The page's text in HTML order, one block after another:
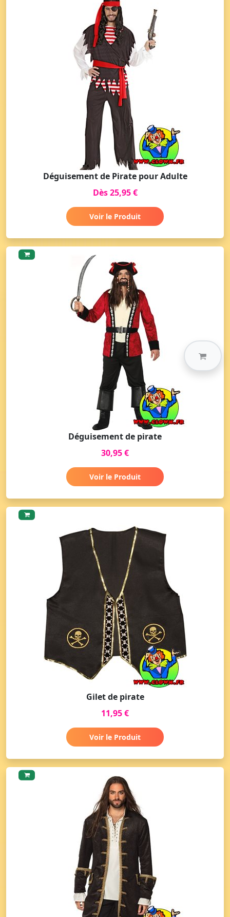
Déguisement de Pirate pour Adulte
Dès 25,95 €
Voir le Produit
Déguisement de pirate
30,95 €
Voir le Produit
Gilet de pirate
11,95 €
Voir le Produit